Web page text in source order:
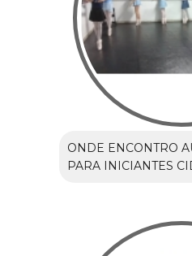
ONDE ENCONTRO
PARA INICIANTES